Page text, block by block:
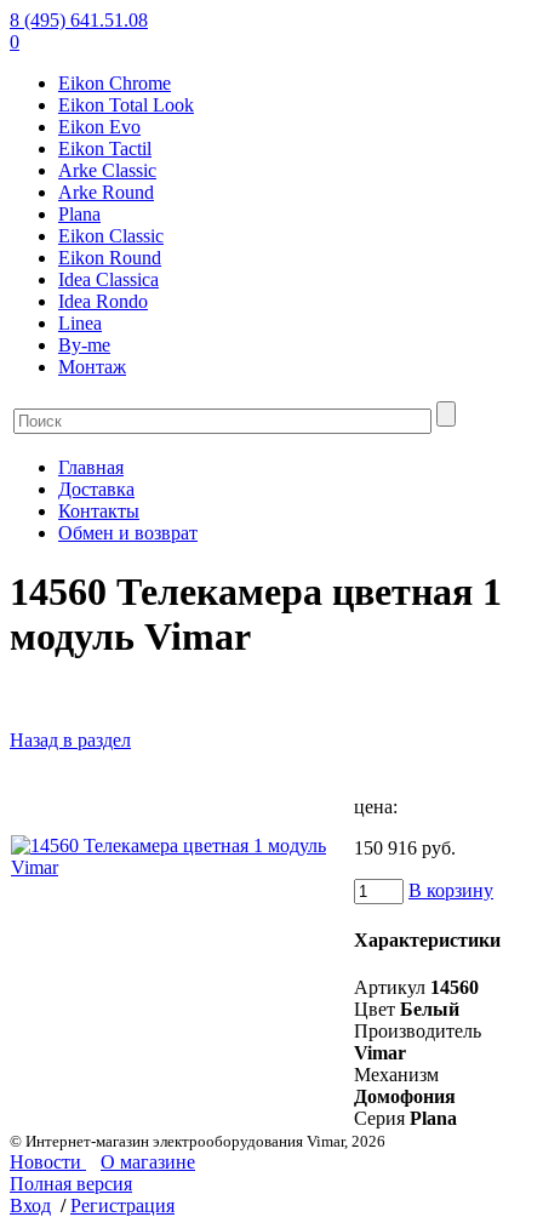
8 (495) 641.51.08
0
Eikon Chrome
Eikon Total Look
Eikon Evo
Eikon Tactil
Arke Classic
Arke Round
Plana
Eikon Classic
Eikon Round
Idea Classica
Idea Rondo
Linea
By-me
Монтаж
Главная
Доставка
Контакты
Обмен и возврат
14560 Телекамера цветная 1
модуль Vimar
Назад в раздел
цена:
150 916 руб.
В корзину
Характеристики
Артикул 14560
Цвет Белый
Производитель
Vimar
Механизм
Домофония
Серия Plana
© Интернет-магазин электрооборудования Vimar, 2026
Новости
О магазине
Полная версия
Вход / Регистрация